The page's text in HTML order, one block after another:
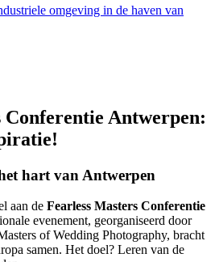
Conferentie Antwerpen:
hart van Antwerpen
aan de Fearless Masters Conferentie
evenement, georganiseerd door
of Wedding Photography, bracht
samen. Het doel? Leren van de